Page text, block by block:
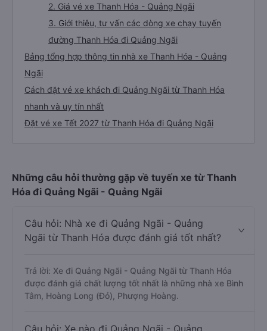
2. Giá vé xe Thanh Hóa - Quảng Ngãi
3. Giới thiệu, tư vấn các dòng xe chạy tuyến
đường Thanh Hóa đi Quảng Ngãi
Bảng tổng hợp thông tin nhà xe Thanh Hóa - Quảng
Ngãi
Cách đặt vé xe khách đi Quảng Ngãi từ Thanh Hóa
nhanh và uy tín nhất
Đặt vé xe Tết 2027 từ Thanh Hóa đi Quảng Ngãi
Những câu hỏi thường gặp về tuyến xe từ Thanh
Hóa đi Quảng Ngãi - Quảng Ngãi
Câu hỏi: Nhà xe đi Quảng Ngãi - Quảng
Ngãi từ Thanh Hóa được đánh giá tốt nhất?
Trả lời: Xe đi Quảng Ngãi - Quảng Ngãi từ Thanh Hóa
được đánh giá chất lượng tốt nhất là những nhà xe Bình
Tâm, Hoàng Long (Đỏ), Phượng Hoàng.
Câu hỏi: Xe nào đi Quảng Ngãi - Quảng